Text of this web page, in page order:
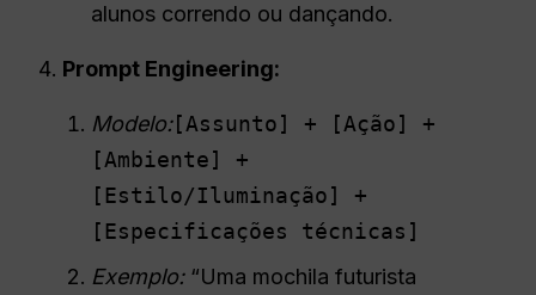
alunos correndo ou dançando.
Prompt Engineering:
Modelo:[Assunto] + [Ação] +
[Ambiente] +
[Estilo/Iluminação] +
[Especificações técnicas]
Exemplo:“Uma mochila futurista